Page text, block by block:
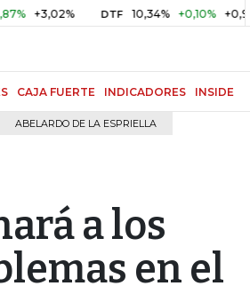
DTF 10,34% +0,10% +0,98%
CAJA FUERTE INDICADORES INSIDE
ABELARDO DE LA ESPRIELLA
a los
en el